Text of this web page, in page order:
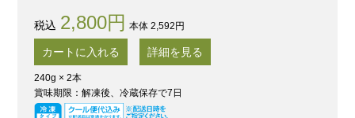
2,800円 本体 2,592円
カートに入れる 詳細を見る
240g × 2本
賞味期限：解凍後、冷蔵保存で7日